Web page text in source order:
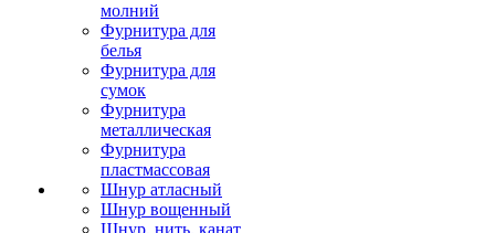
молний
Фурнитура для
белья
Фурнитура для
сумок
Фурнитура
металлическая
Фурнитура
пластмассовая
Шнур атласный
Шнур вощенный
Шнур, нить, канат